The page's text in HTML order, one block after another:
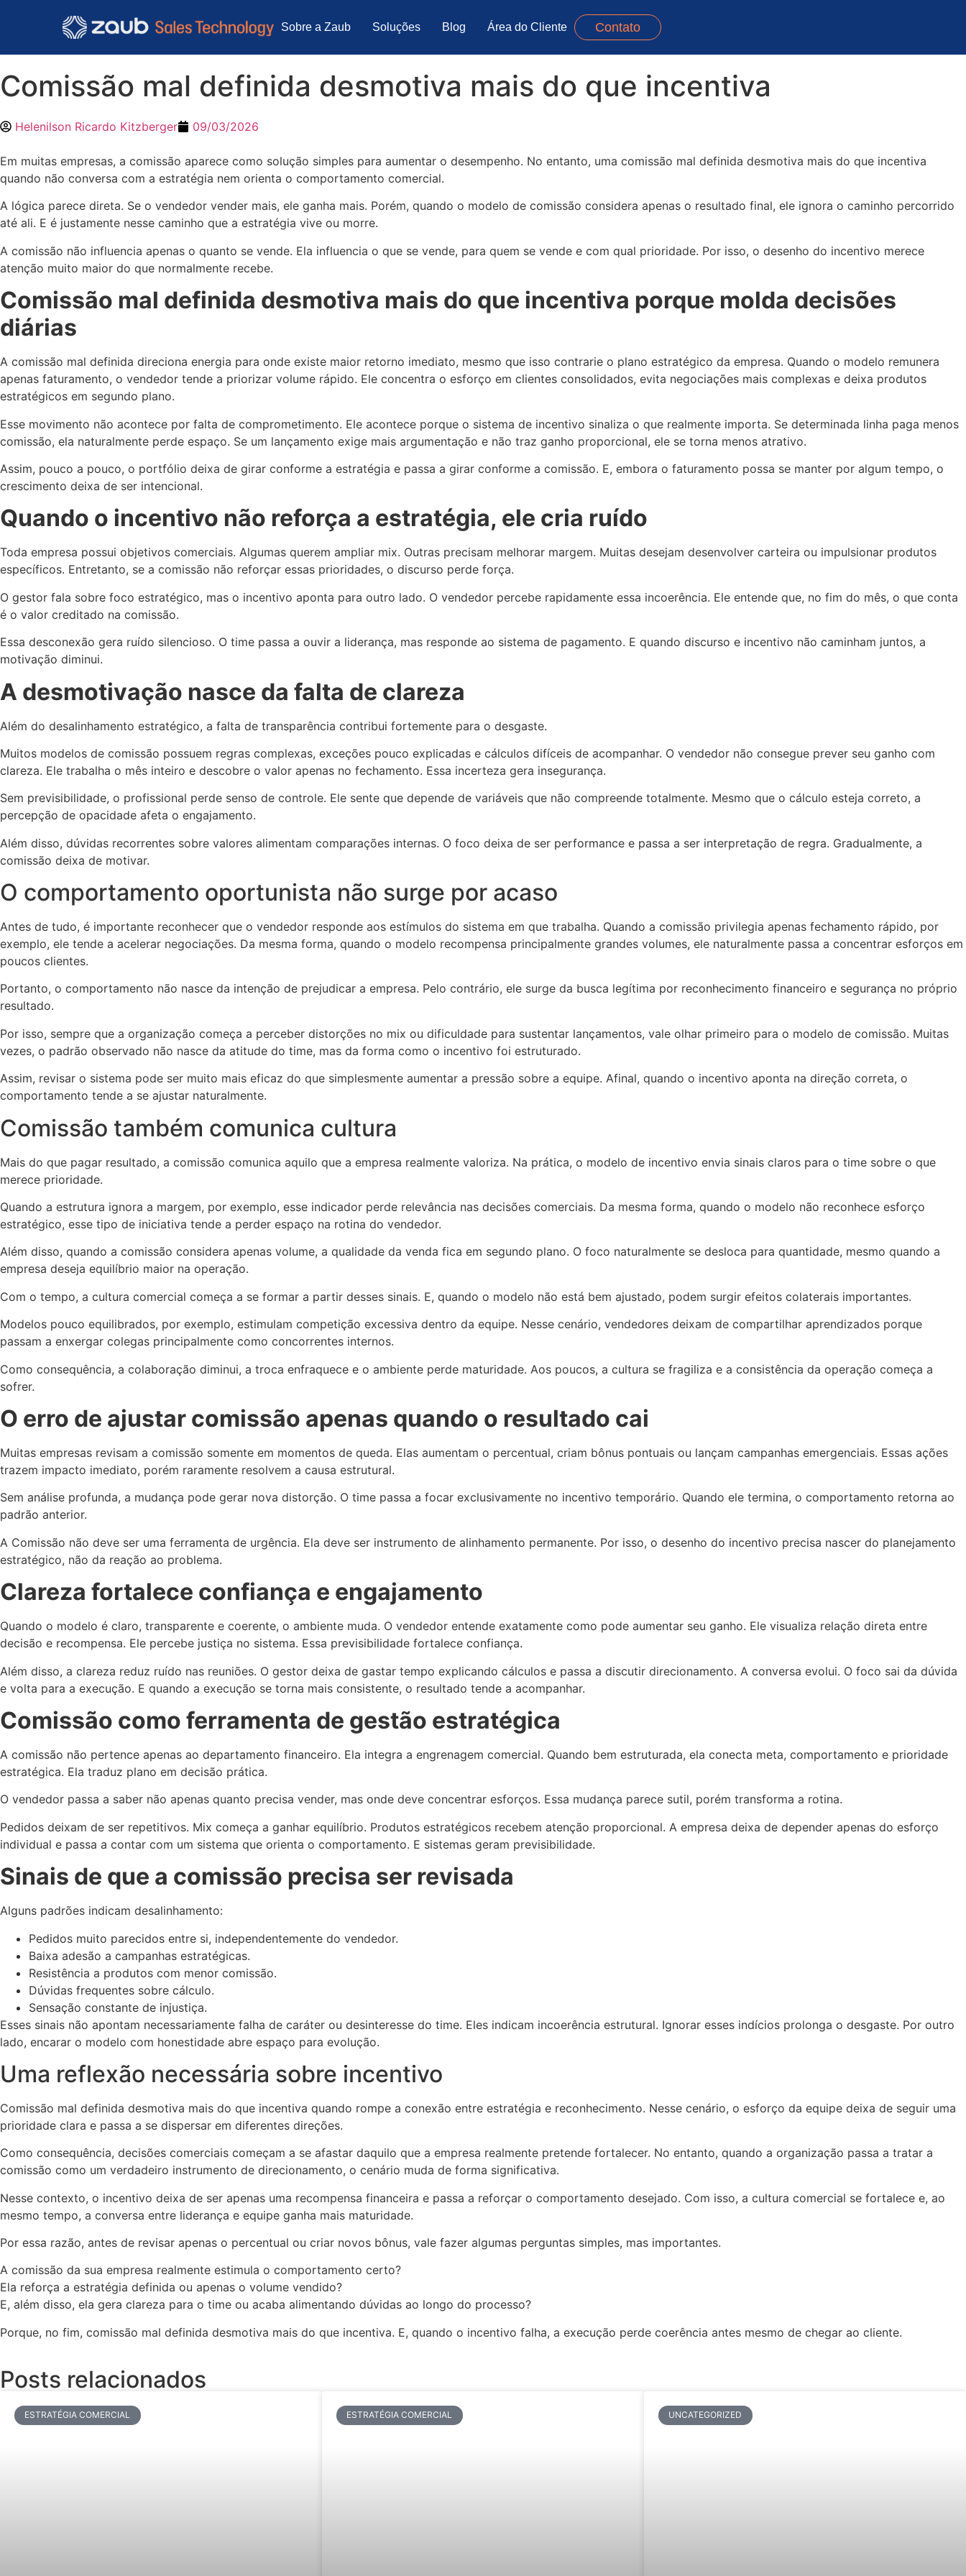
Sobre a Zaub Soluções Blog Área do Cliente Contato
Comissão mal definida desmotiva mais do que incentiva
Helenilson Ricardo Kitzberger 09/03/2026
Em muitas empresas, a comissão aparece como solução simples para aumentar o desempenho. No entanto, uma comissão mal definida desmotiva mais do que incentiva
quando não conversa com a estratégia nem orienta o comportamento comercial.
A lógica parece direta. Se o vendedor vender mais, ele ganha mais. Porém, quando o modelo de comissão considera apenas o resultado final, ele ignora o caminho percorrido
até ali. E é justamente nesse caminho que a estratégia vive ou morre.
A comissão não influencia apenas o quanto se vende. Ela influencia o que se vende, para quem se vende e com qual prioridade. Por isso, o desenho do incentivo merece
atenção muito maior do que normalmente recebe.
Comissão mal definida desmotiva mais do que incentiva porque molda decisões
diárias
A comissão mal definida direciona energia para onde existe maior retorno imediato, mesmo que isso contrarie o plano estratégico da empresa. Quando o modelo remunera
apenas faturamento, o vendedor tende a priorizar volume rápido. Ele concentra o esforço em clientes consolidados, evita negociações mais complexas e deixa produtos
estratégicos em segundo plano.
Esse movimento não acontece por falta de comprometimento. Ele acontece porque o sistema de incentivo sinaliza o que realmente importa. Se determinada linha paga menos
comissão, ela naturalmente perde espaço. Se um lançamento exige mais argumentação e não traz ganho proporcional, ele se torna menos atrativo.
Assim, pouco a pouco, o portfólio deixa de girar conforme a estratégia e passa a girar conforme a comissão. E, embora o faturamento possa se manter por algum tempo, o
crescimento deixa de ser intencional.
Quando o incentivo não reforça a estratégia, ele cria ruído
Toda empresa possui objetivos comerciais. Algumas querem ampliar mix. Outras precisam melhorar margem. Muitas desejam desenvolver carteira ou impulsionar produtos
específicos. Entretanto, se a comissão não reforçar essas prioridades, o discurso perde força.
O gestor fala sobre foco estratégico, mas o incentivo aponta para outro lado. O vendedor percebe rapidamente essa incoerência. Ele entende que, no fim do mês, o que conta
é o valor creditado na comissão.
Essa desconexão gera ruído silencioso. O time passa a ouvir a liderança, mas responde ao sistema de pagamento. E quando discurso e incentivo não caminham juntos, a
motivação diminui.
A desmotivação nasce da falta de clareza
Além do desalinhamento estratégico, a falta de transparência contribui fortemente para o desgaste.
Muitos modelos de comissão possuem regras complexas, exceções pouco explicadas e cálculos difíceis de acompanhar. O vendedor não consegue prever seu ganho com
clareza. Ele trabalha o mês inteiro e descobre o valor apenas no fechamento. Essa incerteza gera insegurança.
Sem previsibilidade, o profissional perde senso de controle. Ele sente que depende de variáveis que não compreende totalmente. Mesmo que o cálculo esteja correto, a
percepção de opacidade afeta o engajamento.
Além disso, dúvidas recorrentes sobre valores alimentam comparações internas. O foco deixa de ser performance e passa a ser interpretação de regra. Gradualmente, a
comissão deixa de motivar.
O comportamento oportunista não surge por acaso
Antes de tudo, é importante reconhecer que o vendedor responde aos estímulos do sistema em que trabalha. Quando a comissão privilegia apenas fechamento rápido, por
exemplo, ele tende a acelerar negociações. Da mesma forma, quando o modelo recompensa principalmente grandes volumes, ele naturalmente passa a concentrar esforços em
poucos clientes.
Portanto, o comportamento não nasce da intenção de prejudicar a empresa. Pelo contrário, ele surge da busca legítima por reconhecimento financeiro e segurança no próprio
resultado.
Por isso, sempre que a organização começa a perceber distorções no mix ou dificuldade para sustentar lançamentos, vale olhar primeiro para o modelo de comissão. Muitas
vezes, o padrão observado não nasce da atitude do time, mas da forma como o incentivo foi estruturado.
Assim, revisar o sistema pode ser muito mais eficaz do que simplesmente aumentar a pressão sobre a equipe. Afinal, quando o incentivo aponta na direção correta, o
comportamento tende a se ajustar naturalmente.
Comissão também comunica cultura
Mais do que pagar resultado, a comissão comunica aquilo que a empresa realmente valoriza. Na prática, o modelo de incentivo envia sinais claros para o time sobre o que
merece prioridade.
Quando a estrutura ignora a margem, por exemplo, esse indicador perde relevância nas decisões comerciais. Da mesma forma, quando o modelo não reconhece esforço
estratégico, esse tipo de iniciativa tende a perder espaço na rotina do vendedor.
Além disso, quando a comissão considera apenas volume, a qualidade da venda fica em segundo plano. O foco naturalmente se desloca para quantidade, mesmo quando a
empresa deseja equilíbrio maior na operação.
Com o tempo, a cultura comercial começa a se formar a partir desses sinais. E, quando o modelo não está bem ajustado, podem surgir efeitos colaterais importantes.
Modelos pouco equilibrados, por exemplo, estimulam competição excessiva dentro da equipe. Nesse cenário, vendedores deixam de compartilhar aprendizados porque
passam a enxergar colegas principalmente como concorrentes internos.
Como consequência, a colaboração diminui, a troca enfraquece e o ambiente perde maturidade. Aos poucos, a cultura se fragiliza e a consistência da operação começa a
sofrer.
O erro de ajustar comissão apenas quando o resultado cai
Muitas empresas revisam a comissão somente em momentos de queda. Elas aumentam o percentual, criam bônus pontuais ou lançam campanhas emergenciais. Essas ações
trazem impacto imediato, porém raramente resolvem a causa estrutural.
Sem análise profunda, a mudança pode gerar nova distorção. O time passa a focar exclusivamente no incentivo temporário. Quando ele termina, o comportamento retorna ao
padrão anterior.
A Comissão não deve ser uma ferramenta de urgência. Ela deve ser instrumento de alinhamento permanente. Por isso, o desenho do incentivo precisa nascer do planejamento
estratégico, não da reação ao problema.
Clareza fortalece confiança e engajamento
Quando o modelo é claro, transparente e coerente, o ambiente muda. O vendedor entende exatamente como pode aumentar seu ganho. Ele visualiza relação direta entre
decisão e recompensa. Ele percebe justiça no sistema. Essa previsibilidade fortalece confiança.
Além disso, a clareza reduz ruído nas reuniões. O gestor deixa de gastar tempo explicando cálculos e passa a discutir direcionamento. A conversa evolui. O foco sai da dúvida
e volta para a execução. E quando a execução se torna mais consistente, o resultado tende a acompanhar.
Comissão como ferramenta de gestão estratégica
A comissão não pertence apenas ao departamento financeiro. Ela integra a engrenagem comercial. Quando bem estruturada, ela conecta meta, comportamento e prioridade
estratégica. Ela traduz plano em decisão prática.
O vendedor passa a saber não apenas quanto precisa vender, mas onde deve concentrar esforços. Essa mudança parece sutil, porém transforma a rotina.
Pedidos deixam de ser repetitivos. Mix começa a ganhar equilíbrio. Produtos estratégicos recebem atenção proporcional. A empresa deixa de depender apenas do esforço
individual e passa a contar com um sistema que orienta o comportamento. E sistemas geram previsibilidade.
Sinais de que a comissão precisa ser revisada
Alguns padrões indicam desalinhamento:
Pedidos muito parecidos entre si, independentemente do vendedor.
Baixa adesão a campanhas estratégicas.
Resistência a produtos com menor comissão.
Dúvidas frequentes sobre cálculo.
Sensação constante de injustiça.
Esses sinais não apontam necessariamente falha de caráter ou desinteresse do time. Eles indicam incoerência estrutural. Ignorar esses indícios prolonga o desgaste. Por outro
lado, encarar o modelo com honestidade abre espaço para evolução.
Uma reflexão necessária sobre incentivo
Comissão mal definida desmotiva mais do que incentiva quando rompe a conexão entre estratégia e reconhecimento. Nesse cenário, o esforço da equipe deixa de seguir uma
prioridade clara e passa a se dispersar em diferentes direções.
Como consequência, decisões comerciais começam a se afastar daquilo que a empresa realmente pretende fortalecer. No entanto, quando a organização passa a tratar a
comissão como um verdadeiro instrumento de direcionamento, o cenário muda de forma significativa.
Nesse contexto, o incentivo deixa de ser apenas uma recompensa financeira e passa a reforçar o comportamento desejado. Com isso, a cultura comercial se fortalece e, ao
mesmo tempo, a conversa entre liderança e equipe ganha mais maturidade.
Por essa razão, antes de revisar apenas o percentual ou criar novos bônus, vale fazer algumas perguntas simples, mas importantes.
A comissão da sua empresa realmente estimula o comportamento certo?
Ela reforça a estratégia definida ou apenas o volume vendido?
E, além disso, ela gera clareza para o time ou acaba alimentando dúvidas ao longo do processo?
Porque, no fim, comissão mal definida desmotiva mais do que incentiva. E, quando o incentivo falha, a execução perde coerência antes mesmo de chegar ao cliente.
Posts relacionados
ESTRATÉGIA COMERCIAL ESTRATÉGIA COMERCIAL UNCATEGORIZED